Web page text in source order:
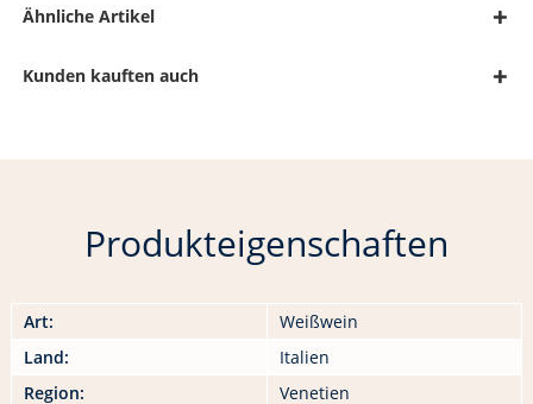
Ähnliche Artikel
Kunden kauften auch
Produkteigenschaften
Art:
Weißwein
Land:
Italien
Region:
Venetien